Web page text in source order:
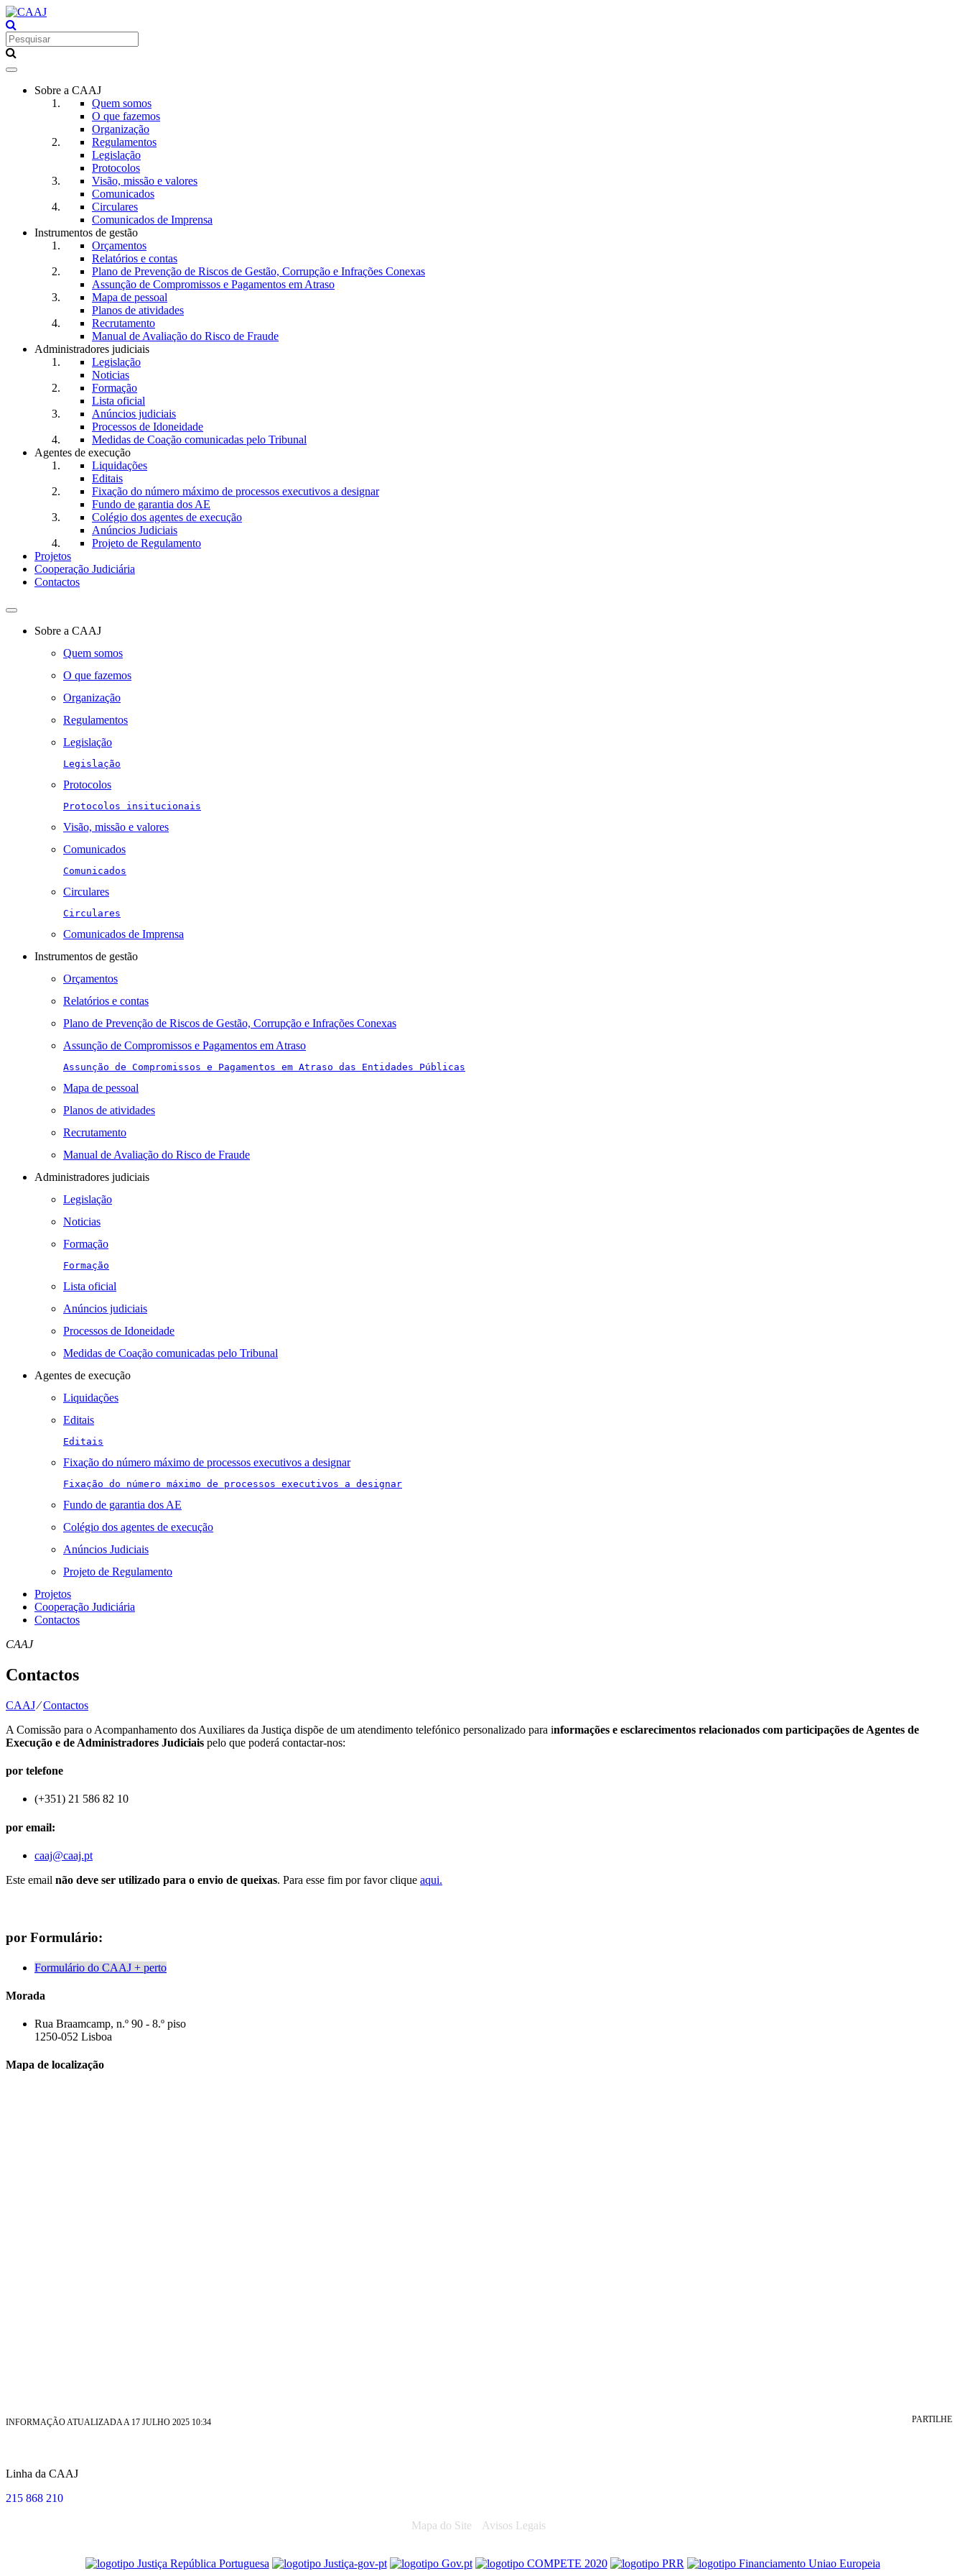
Toggle
navigationSobre a CAAJ
Quem somos
O que fazemos
Organização
Regulamentos
Legislação
Protocolos
Visão, missão e valores
Comunicados
Circulares
Comunicados de Imprensa
Instrumentos de gestão
Orçamentos
Relatórios e contas
Plano de Prevenção de Riscos de Gestão, Corrupção e Infrações Conexas
Assunção de Compromissos e Pagamentos em Atraso
Mapa de pessoal
Planos de atividades
Recrutamento
Manual de Avaliação do Risco de Fraude
Administradores judiciais
Legislação
Noticias
Formação
Lista oficial
Anúncios judiciais
Processos de Idoneidade
Medidas de Coação comunicadas pelo Tribunal
Agentes de execução
Liquidações
Editais
Fixação do número máximo de processos executivos a designar
Fundo de garantia dos AE
Colégio dos agentes de execução
Anúncios Judiciais
Projeto de Regulamento
Projetos
Cooperação Judiciária
Contactos
Toggle
navigationSobre a CAAJ
Quem somos
O que fazemos
Organização
Regulamentos
Legislação
Legislação
Protocolos
Protocolos insitucionais
Visão, missão e valores
Comunicados
Comunicados
Circulares
Circulares
Comunicados de Imprensa
Instrumentos de gestão
Orçamentos
Relatórios e contas
Plano de Prevenção de Riscos de Gestão, Corrupção e Infrações Conexas
Assunção de Compromissos e Pagamentos em Atraso
Assunção de Compromissos e Pagamentos em Atraso das Entidades Públicas
Mapa de pessoal
Planos de atividades
Recrutamento
Manual de Avaliação do Risco de Fraude
Administradores judiciais
Legislação
Noticias
Formação
Formação
Lista oficial
Anúncios judiciais
Processos de Idoneidade
Medidas de Coação comunicadas pelo Tribunal
Agentes de execução
Liquidações
Editais
Editais
Fixação do número máximo de processos executivos a designar
Fixação do número máximo de processos executivos a designar
Fundo de garantia dos AE
Colégio dos agentes de execução
Anúncios Judiciais
Projeto de Regulamento
Projetos
Cooperação Judiciária
Contactos
CAAJ
Contactos
CAAJ⁄Contactos
A Comissão para o Acompanhamento dos Auxiliares da Justiça dispõe de um atendimento telefónico personalizado para informações e esclarecimentos relacionados com participações de Agentes de
Execução e de Administradores Judiciais pelo que poderá contactar-nos:
por telefone
(+351) 21 586 82 10
por email:
caaj@caaj.pt
Este email não deve ser utilizado para o envio de queixas. Para esse fim por favor clique aqui.
por Formulário:
Formulário do CAAJ + perto
Morada
Rua Braamcamp, n.º 90 - 8.º piso
1250-052 Lisboa
Mapa de localização
INFORMAÇÃO ATUALIZADA A 17 JULHO 2025 10:34 PARTILHE
Linha da CAAJ
215 868 210
Mapa do Site Avisos Legais